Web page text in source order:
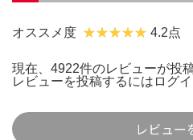
オススメ度 4.2点
現在、4922件のレビューが投
レビューを投稿するには ログ
レビュー